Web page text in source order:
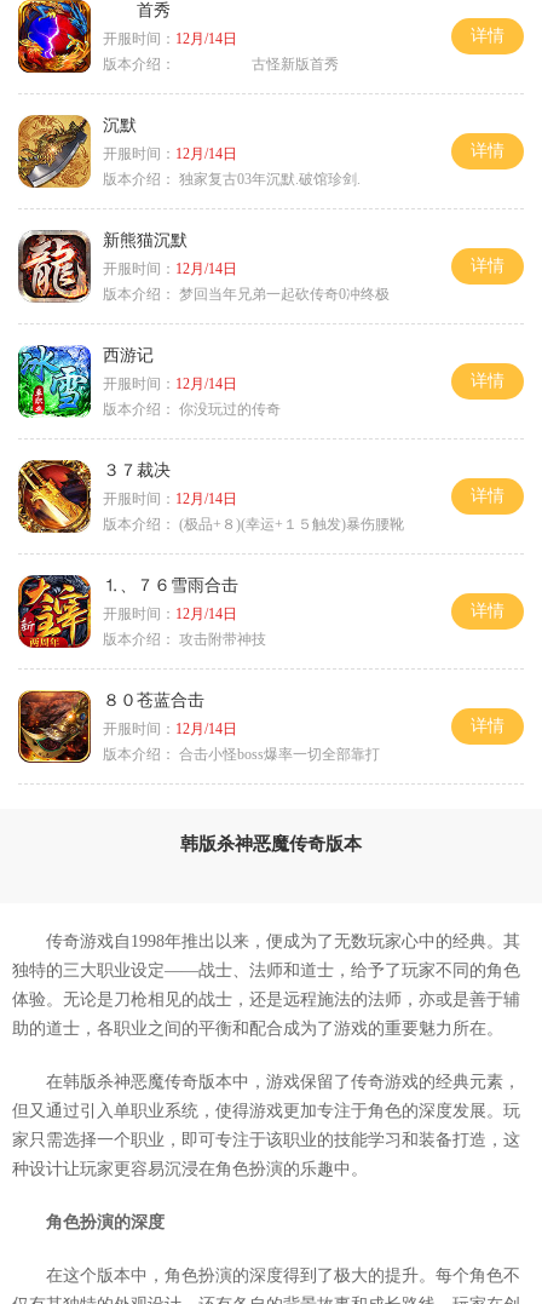
首秀
开服时间： 12月/14日
版本介绍：
古怪新版首秀
详情
沉默
开服时间： 12月/14日
版本介绍： 独家复古03年沉默.破馆珍剑.
详情
新熊猫沉默
开服时间： 12月/14日
版本介绍： 梦回当年兄弟一起砍传奇0冲终极
详情
西游记
开服时间： 12月/14日
版本介绍： 你没玩过的传奇
详情
３７裁决
开服时间： 12月/14日
版本介绍： (极品+８)(幸运+１５触发)暴伤腰靴
详情
⒈、７６雪雨合击
开服时间： 12月/14日
版本介绍： 攻击附带神技
详情
８０苍蓝合击
开服时间： 12月/14日
版本介绍： 合击小怪boss爆率一切全部靠打
详情
韩版杀神恶魔传奇版本
传奇游戏自1998年推出以来，便成为了无数玩家心中的经典。其
独特的三大职业设定——战士、法师和道士，给予了玩家不同的角色
体验。无论是刀枪相见的战士，还是远程施法的法师，亦或是善于辅
助的道士，各职业之间的平衡和配合成为了游戏的重要魅力所在。
在韩版杀神恶魔传奇版本中，游戏保留了传奇游戏的经典元素，
但又通过引入单职业系统，使得游戏更加专注于角色的深度发展。玩
家只需选择一个职业，即可专注于该职业的技能学习和装备打造，这
种设计让玩家更容易沉浸在角色扮演的乐趣中。
角色扮演的深度
在这个版本中，角色扮演的深度得到了极大的提升。每个角色不